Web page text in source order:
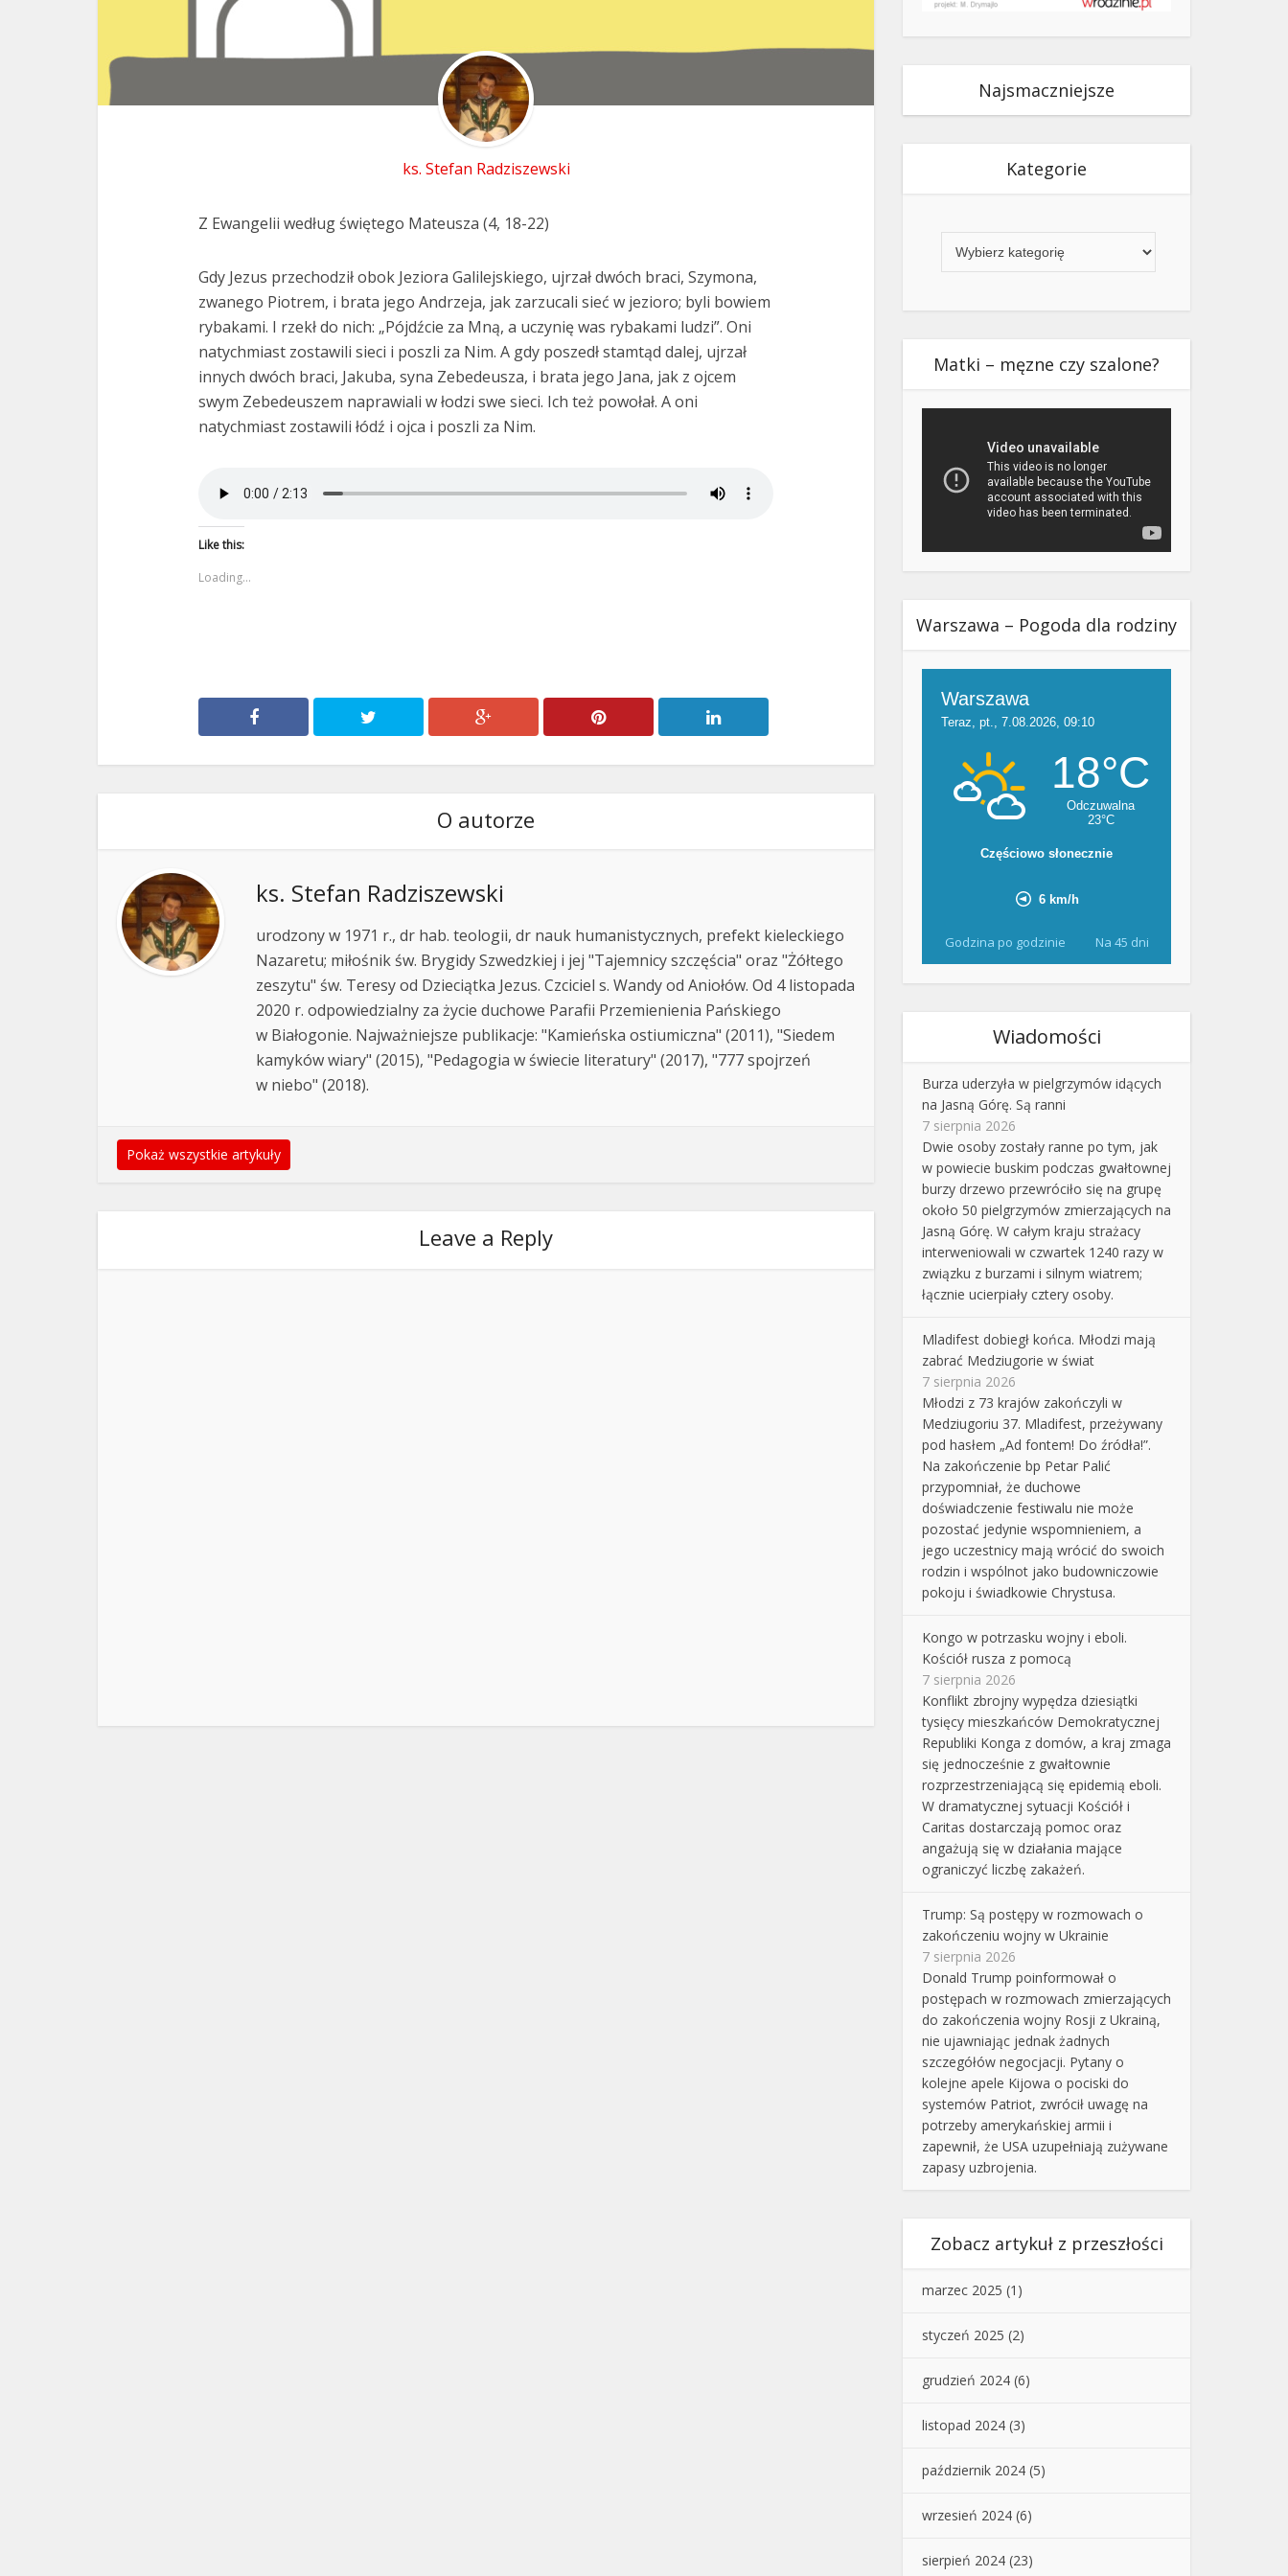
ks. Stefan Radziszewski
Z Ewangelii według świętego Mateusza (4, 18-22)
Gdy Jezus przechodził obok Jeziora Galilejskiego, ujrzał dwóch braci, Szymona,
zwanego Piotrem, i brata jego Andrzeja, jak zarzucali sieć w jezioro; byli bowiem
rybakami. I rzekł do nich: „Pójdźcie za Mną, a uczynię was rybakami ludzi”. Oni
natychmiast zostawili sieci i poszli za Nim. A gdy poszedł stamtąd dalej, ujrzał
innych dwóch braci, Jakuba, syna Zebedeusza, i brata jego Jana, jak z ojcem
swym Zebedeuszem naprawiali w łodzi swe sieci. Ich też powołał. A oni
natychmiast zostawili łódź i ojca i poszli za Nim.
Like this:
Loading...
O autorze
ks. Stefan Radziszewski
urodzony w 1971 r., dr hab. teologii, dr nauk humanistycznych, prefekt kieleckiego
Nazaretu; miłośnik św. Brygidy Szwedzkiej i jej "Tajemnicy szczęścia" oraz "Żółtego
zeszytu" św. Teresy od Dzieciątka Jezus. Czciciel s. Wandy od Aniołów. Od 4 listopada
2020 r. odpowiedzialny za życie duchowe Parafii Przemienienia Pańskiego
w Białogonie. Najważniejsze publikacje: "Kamieńska ostiumiczna" (2011), "Siedem
kamyków wiary" (2015), "Pedagogia w świecie literatury" (2017), "777 spojrzeń
w niebo" (2018).
Pokaż wszystkie artykuły
Leave a Reply
Najsmaczniejsze
Kategorie
Matki – męzne czy szalone?
Warszawa – Pogoda dla rodziny
Godzina po godzinie Na 45 dni
Wiadomości
Burza uderzyła w pielgrzymów idących
na Jasną Górę. Są ranni
7 sierpnia 2026
Dwie osoby zostały ranne po tym, jak
w powiecie buskim podczas gwałtownej
burzy drzewo przewróciło się na grupę
około 50 pielgrzymów zmierzających na
Jasną Górę. W całym kraju strażacy
interweniowali w czwartek 1240 razy w
związku z burzami i silnym wiatrem;
łącznie ucierpiały cztery osoby.
Mladifest dobiegł końca. Młodzi mają
zabrać Medziugorie w świat
7 sierpnia 2026
Młodzi z 73 krajów zakończyli w
Medziugoriu 37. Mladifest, przeżywany
pod hasłem „Ad fontem! Do źródła!”.
Na zakończenie bp Petar Palić
przypomniał, że duchowe
doświadczenie festiwalu nie może
pozostać jedynie wspomnieniem, a
jego uczestnicy mają wrócić do swoich
rodzin i wspólnot jako budowniczowie
pokoju i świadkowie Chrystusa.
Kongo w potrzasku wojny i eboli.
Kościół rusza z pomocą
7 sierpnia 2026
Konflikt zbrojny wypędza dziesiątki
tysięcy mieszkańców Demokratycznej
Republiki Konga z domów, a kraj zmaga
się jednocześnie z gwałtownie
rozprzestrzeniającą się epidemią eboli.
W dramatycznej sytuacji Kościół i
Caritas dostarczają pomoc oraz
angażują się w działania mające
ograniczyć liczbę zakażeń.
Trump: Są postępy w rozmowach o
zakończeniu wojny w Ukrainie
7 sierpnia 2026
Donald Trump poinformował o
postępach w rozmowach zmierzających
do zakończenia wojny Rosji z Ukrainą,
nie ujawniając jednak żadnych
szczegółów negocjacji. Pytany o
kolejne apele Kijowa o pociski do
systemów Patriot, zwrócił uwagę na
potrzeby amerykańskiej armii i
zapewnił, że USA uzupełniają zużywane
zapasy uzbrojenia.
Zobacz artykuł z przeszłości
marzec 2025 (1)
styczeń 2025 (2)
grudzień 2024 (6)
listopad 2024 (3)
październik 2024 (5)
wrzesień 2024 (6)
sierpień 2024 (23)